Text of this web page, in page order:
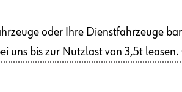
oder Ihre Dienstfahrzeuge
uns bis zur Nutzlast von 3,5t